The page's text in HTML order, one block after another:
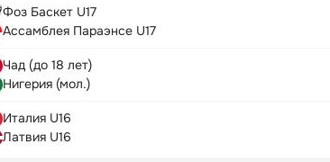
Фоз Баскет U17
Ассамблея Параэнсе U17
Чад (до 18 лет)
Нигерия (мол.)
Италия U16
Латвия U16